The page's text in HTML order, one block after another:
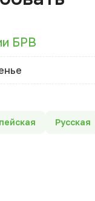
БРВ
Русская